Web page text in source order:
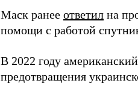
Маск ранее ответил на
помощи с работой
В 2022 году
предотвращения